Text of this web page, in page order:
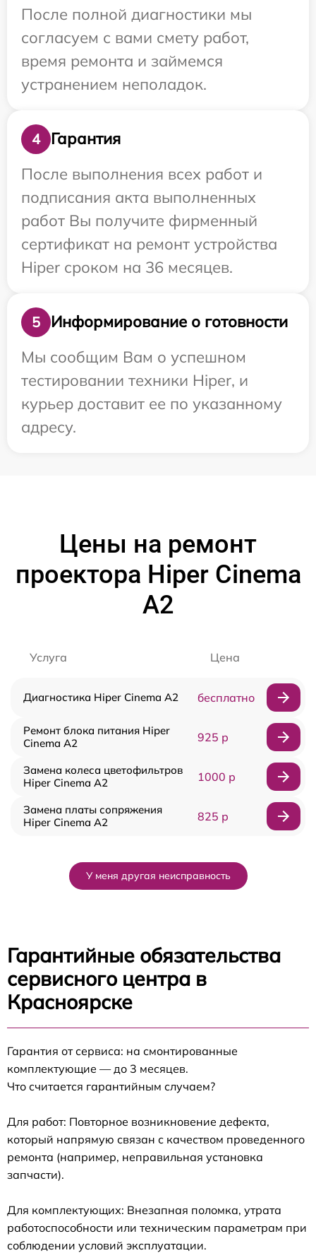
После полной диагностики мы
согласуем с вами смету работ,
время ремонта и займемся
устранением неполадок.
4
Гарантия
После выполнения всех работ и
подписания акта выполненных
работ Вы получите фирменный
сертификат на ремонт устройства
Hiper сроком на 36 месяцев.
5
Информирование о готовности
Мы сообщим Вам о успешном
тестировании техники Hiper, и
курьер доставит ее по указанному
адресу.
Цены на ремонт
проектора Hiper Cinema
A2
Услуга Цена
Диагностика Hiper Cinema A2 бесплатно
Ремонт блока питания Hiper
Cinema A2
925 р
Замена колеса цветофильтров
Hiper Cinema A2
1000 р
Замена платы сопряжения
Hiper Cinema A2
825 р
У меня другая неисправность
Гарантийные обязательства
сервисного центра в
Красноярске
Гарантия от сервиса: на смонтированные
комплектующие — до 3 месяцев.
Что считается гарантийным случаем?
Для работ: Повторное возникновение дефекта,
который напрямую связан с качеством проведенного
ремонта (например, неправильная установка
запчасти).
Для комплектующих: Внезапная поломка, утрата
работоспособности или техническим параметрам при
соблюдении условий эксплуатации.